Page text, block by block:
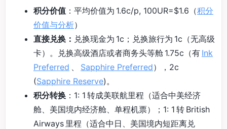
积分价值 ：平均价值为 1.6c/p, 100UR=$1.6（积分
价值与分析）
直接兑换： 兑换现金为 1c；兑换旅行为 1c（无高级
卡）。兑换高级酒店或者商务头等舱 1.75c（有 Ink
Preferred 、 Sapphire Preferred），2c
(Sapphire Reserve)。
积分转换 ：1: 1 转成美联航里程（适合中美经济
舱、美国境内经济舱、单程机票）；1: 1 转 British
Airways 里程（适合中日、美国境内短距离兑